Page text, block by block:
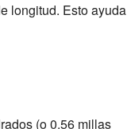
longitud. Esto ayuda
(o 0.56 millas